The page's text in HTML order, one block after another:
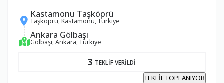
Kastamonu Taşköprü
Taşköprü, Kastamonu, Türkiye
Ankara Gölbaşı
Gölbaşı, Ankara, Türkiye
3 TEKLİF VERİLDİ
TEKLİF TOPLANIYOR